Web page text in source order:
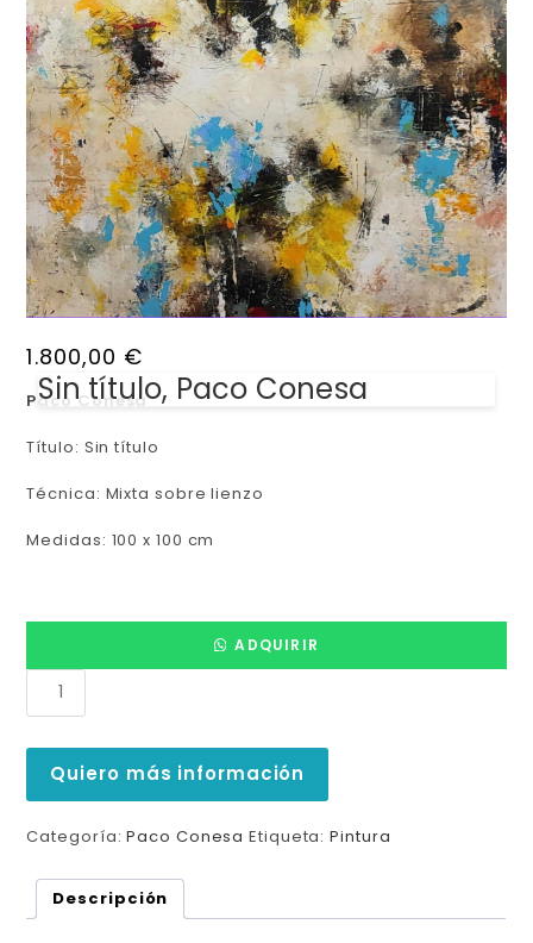
Sin título, Paco Conesa
1.800,00 €
Paco Conesa
Título: Sin título
Técnica: Mixta sobre lienzo
Medidas: 100 x 100 cm
ADQUIRIR
Quiero más información
Categoría:Paco Conesa Etiqueta:Pintura
Descripción